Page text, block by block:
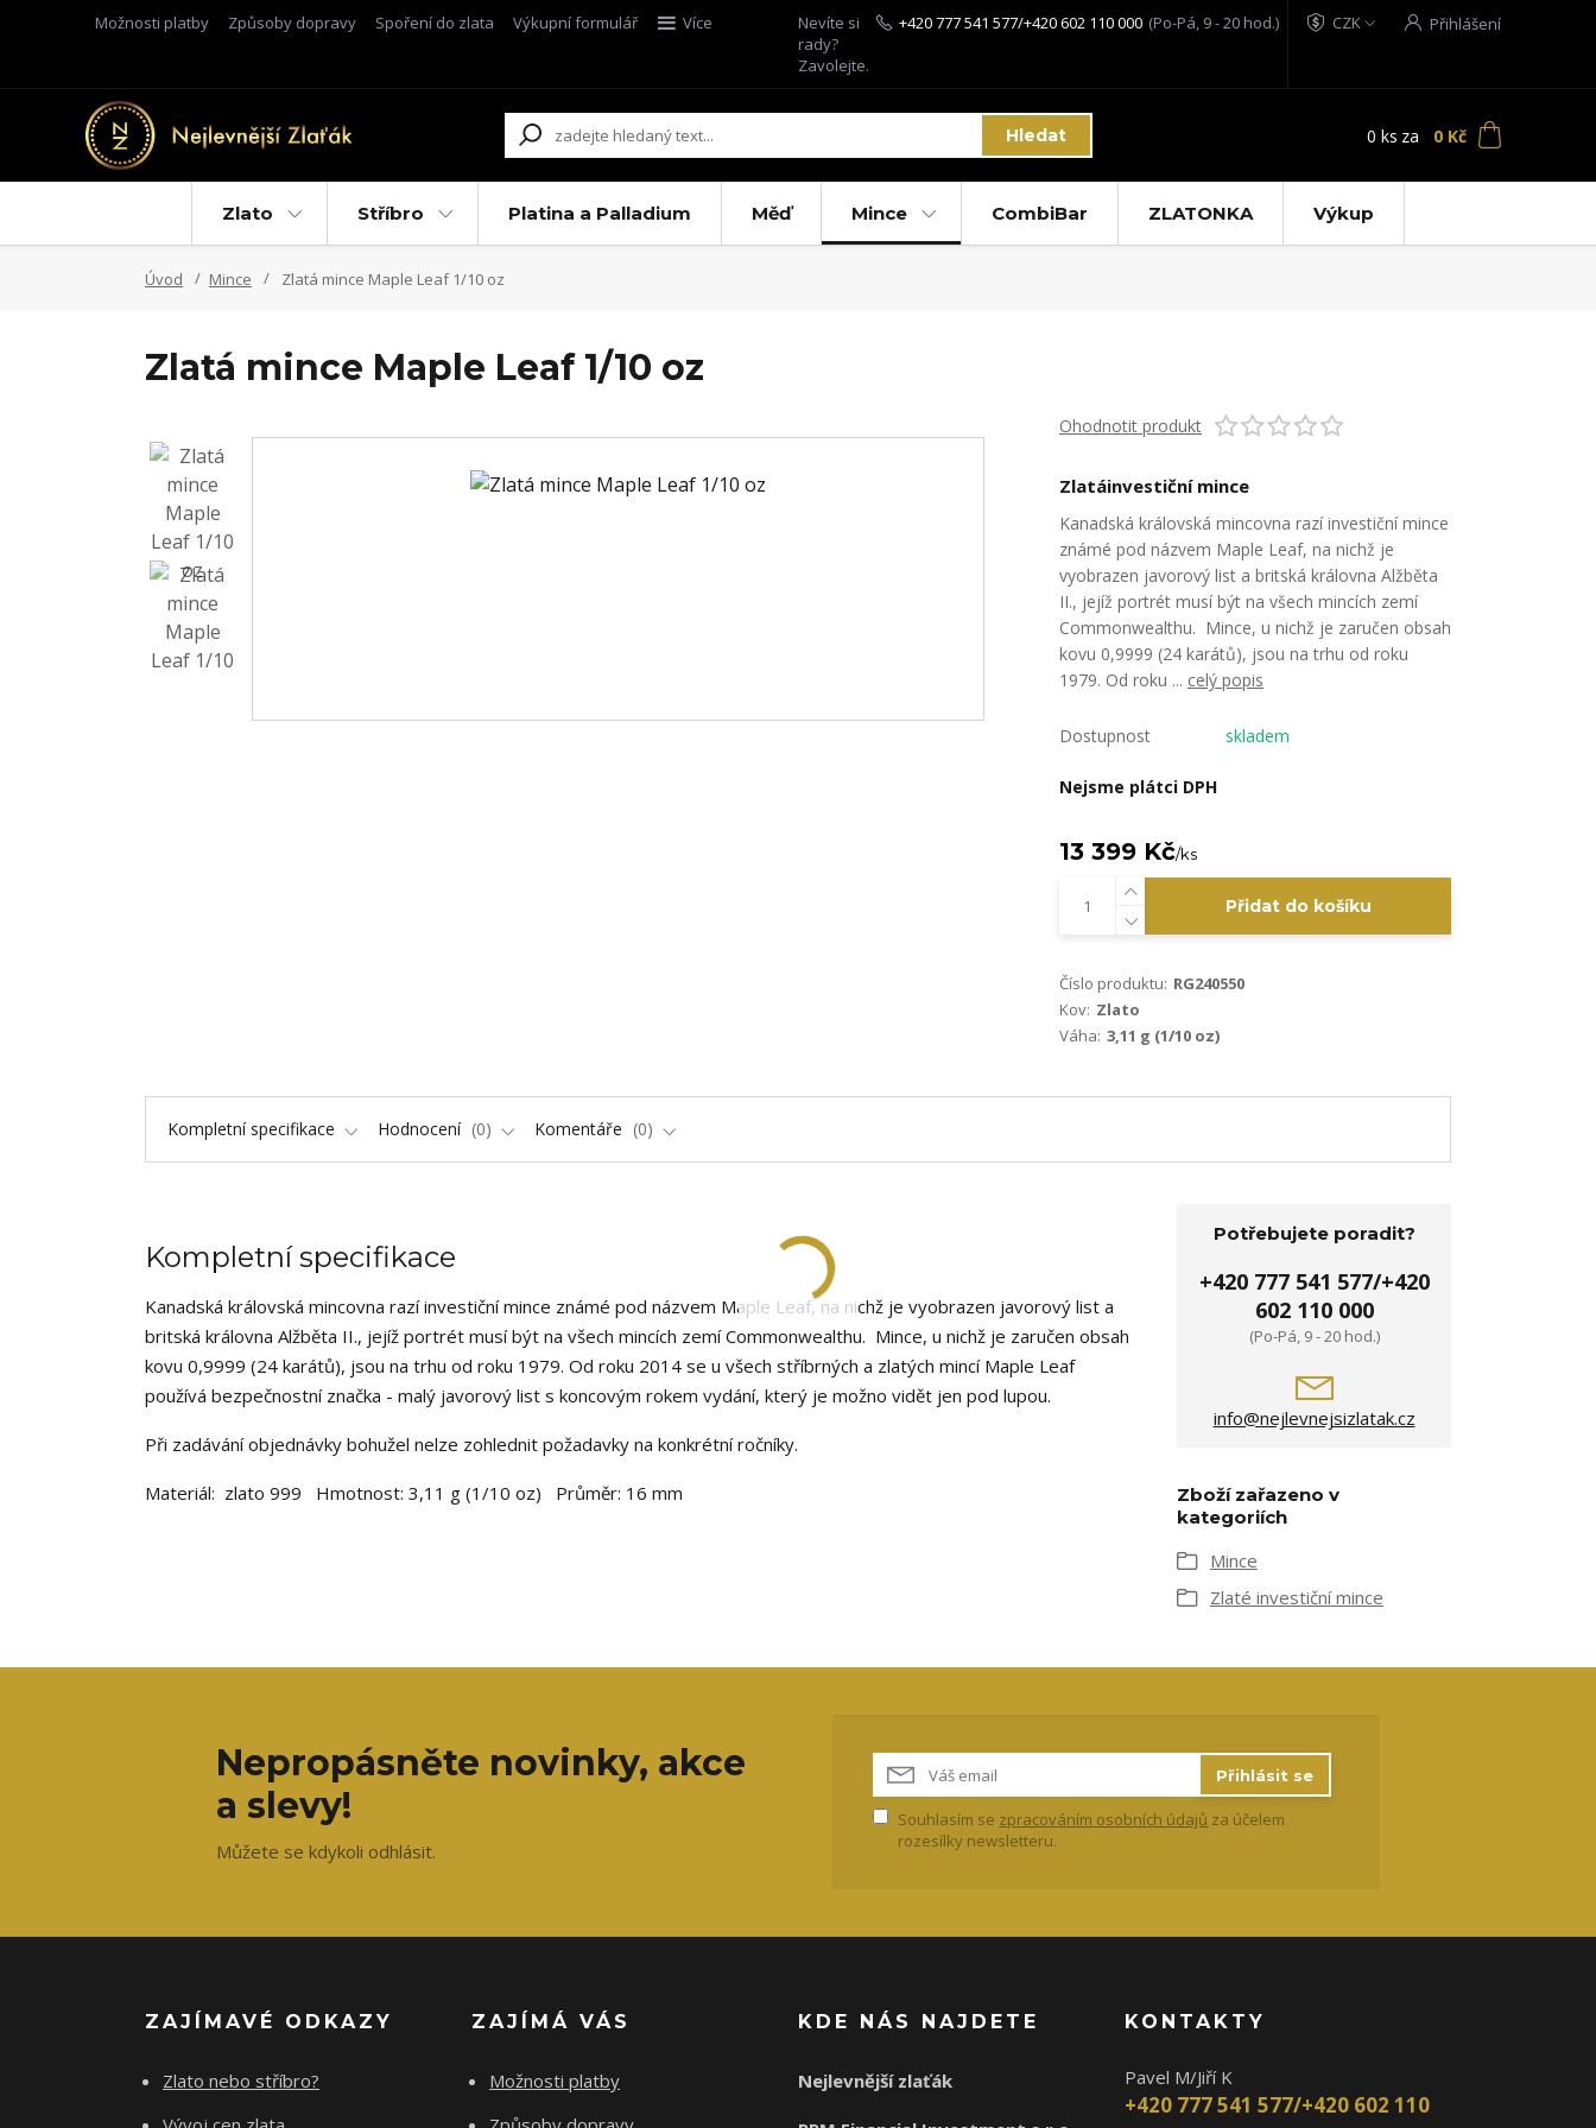
Možnosti platby Způsoby dopravy Spoření do zlata Výkupní formulář Více CZK Přihlášení
Hledat
Nevíte si
rady?
Zavolejte.
+420 777 541 577/+420 602 110 000 (Po-Pá, 9 - 20 hod.)
0 ks za 0 Kč
Zlato Stříbro Platina a Palladium Měď Mince CombiBar ZLATONKA Výkup
Úvod Mince Zlatá mince Maple Leaf 1/10 oz
Zlatá mince Maple Leaf 1/10 oz
Ohodnotit produkt
Zlatáinvestiční mince
Kanadská královská mincovna razí investiční mince
známé pod názvem Maple Leaf, na nichž je
vyobrazen javorový list a britská královna Alžběta
II., jejíž portrét musí být na všech mincích zemí
Commonwealthu. Mince, u nichž je zaručen obsah
kovu 0,9999 (24 karátů), jsou na trhu od roku
1979. Od roku ... celý popis
Dostupnost skladem
Nejsme plátci DPH
13 399 Kč/ks
Přidat do košíku
Číslo produktu: RG240550
Kov: Zlato
Váha: 3,11 g (1/10 oz)
Kompletní specifikace Hodnocení 0 Komentáře 0
Kompletní specifikace
Kanadská královská mincovna razí investiční mince známé pod názvem Maple Leaf, na nichž je vyobrazen javorový list a
britská královna Alžběta II., jejíž portrét musí být na všech mincích zemí Commonwealthu. Mince, u nichž je zaručen obsah
kovu 0,9999 (24 karátů), jsou na trhu od roku 1979. Od roku 2014 se u všech stříbrných a zlatých mincí Maple Leaf
používá bezpečnostní značka - malý javorový list s koncovým rokem vydání, který je možno vidět jen pod lupou.
Při zadávání objednávky bohužel nelze zohlednit požadavky na konkrétní ročníky.
Materiál: zlato 999 Hmotnost: 3,11 g (1/10 oz) Průměr: 16 mm
Potřebujete poradit?
+420 777 541 577/+420
602 110 000
(Po-Pá, 9 - 20 hod.)
info@nejlevnejsizlatak.cz
Zboží zařazeno v
kategoriích
Mince
Zlaté investiční mince
Nepropásněte novinky, akce
a slevy!
Můžete se kdykoli odhlásit.
Přihlásit se
Souhlasím se zpracováním osobních údajů za účelem
rozesílky newsletteru.
ZAJÍMAVÉ ODKAZY
Zlato nebo stříbro?
ZAJÍMÁ VÁS
Možnosti platby
KDE NÁS NAJDETE
Nejlevnější zlaťák
KONTAKTY
Pavel M/Jiří K
+420 777 541 577/+420 602 110